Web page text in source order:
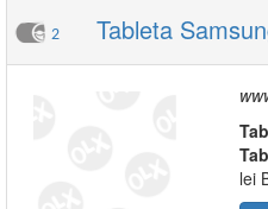
2 Tableta
Tab
Tab
lei